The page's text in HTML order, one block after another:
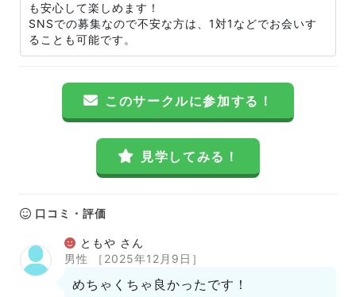
も安心して楽しめます！
SNSでの募集なので不安な方は、1対1などでお会いす
ることも可能です。
このサークルに参加する！
見学してみる！
口コミ・評価
ともや さん
男性
［2025年12月9日］
めちゃくちゃ良かったです！